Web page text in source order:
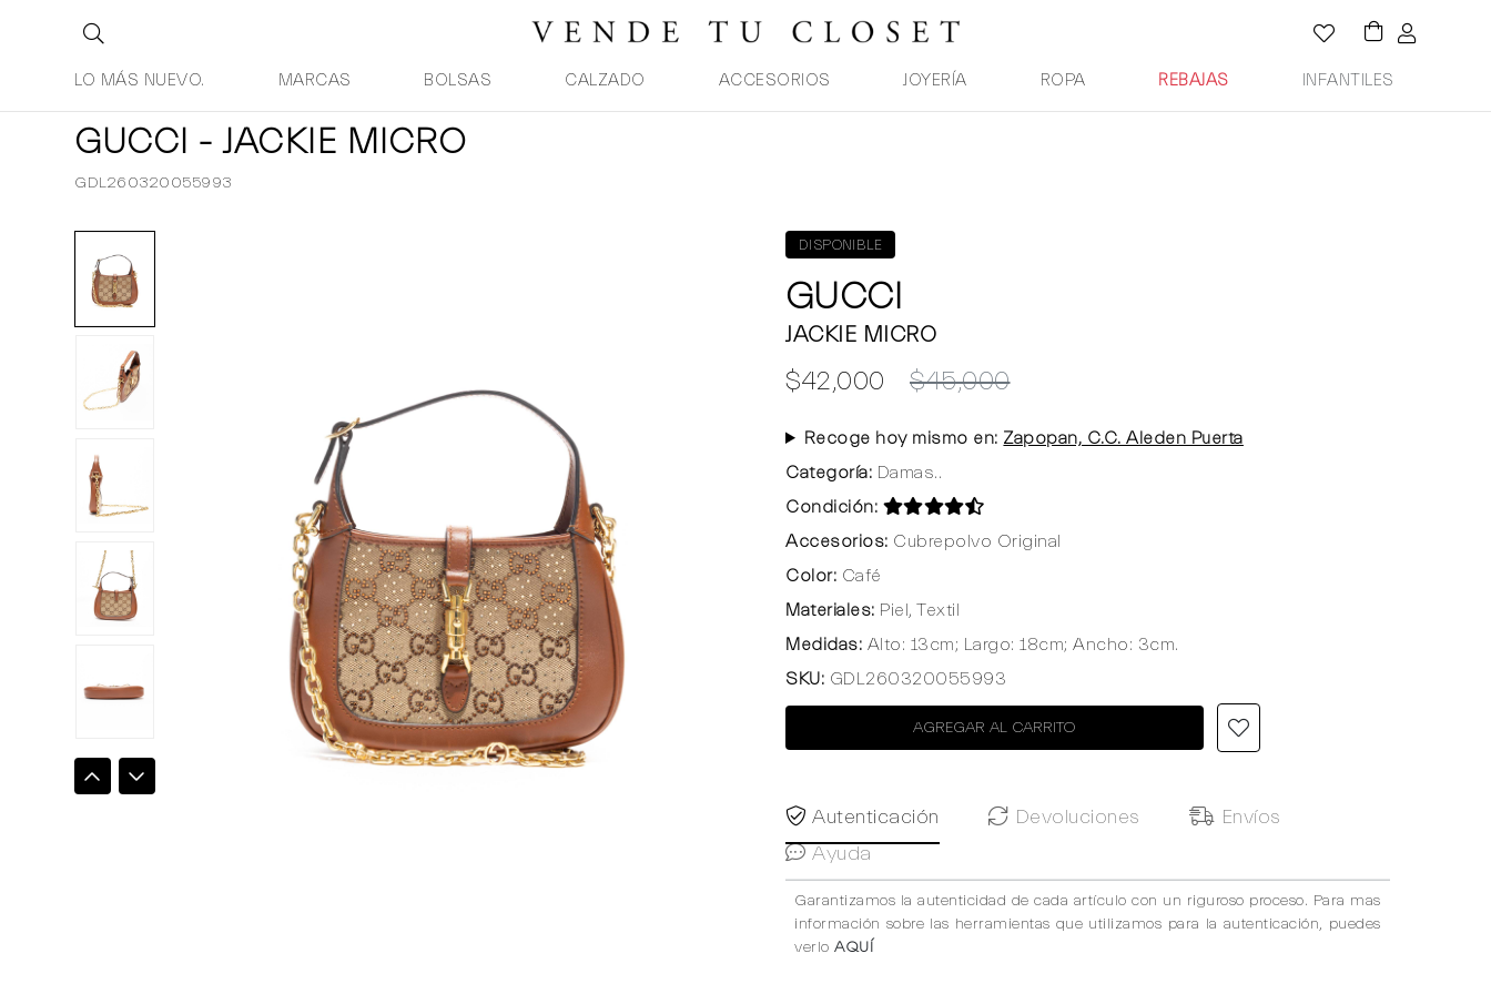
LO MÁS NUEVO. MARCAS BOLSAS CALZADO ACCESORIOS JOYERÍA ROPA REBAJAS INFANTILES
GUCCI - JACKIE MICRO
GDL260320055993
DISPONIBLE
GUCCI
JACKIE MICRO
$42,000 $45,000
Recoge hoy mismo en: Zapopan, C.C. Aleden Puerta
Categoría: Damas..
Condición:
Accesorios: Cubrepolvo Original
Color: Café
Materiales: Piel, Textil
Medidas: Alto: 13cm; Largo: 18cm; Ancho: 3cm.
SKU: GDL260320055993
AGREGAR AL CARRITO
Autenticación Devoluciones
Envíos
Ayuda
Garantizamos la autenticidad de cada artículo con un riguroso proceso. Para mas
información sobre las herramientas que utilizamos para la autenticación, puedes
verlo AQUÍ